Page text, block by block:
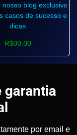
nosso blog exclusivo
casos de sucesso e
dicas
R$00,00
garantia
por email e